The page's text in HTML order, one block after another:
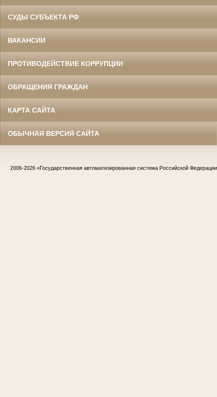
СУДЫ СУБЪЕКТА РФ
ВАКАНСИИ
ПРОТИВОДЕЙСТВИЕ КОРРУПЦИИ
ОБРАЩЕНИЯ ГРАЖДАН
КАРТА САЙТА
ОБЫЧНАЯ ВЕРСИЯ САЙТА
2006-2026 «Государственная автоматизированная система Российской